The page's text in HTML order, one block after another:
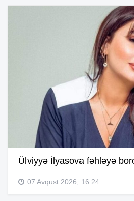
Ülviyyə İlyasova fəhləyə
07 Avqust 2026, 16:24